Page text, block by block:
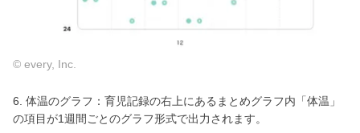
© every, Inc.
6. 体温のグラフ：育児記録の右上にあるまとめグラフ内「体温」
の項目が1週間ごとのグラフ形式で出力されます。